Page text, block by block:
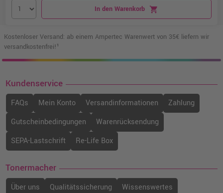
In den Warenkorb shopping_cart
Kostenloser Versand: ab einem Ampertec Warenwert von 35€ liefern wir
versandkostenfrei!¹
Kundenservice
FAQs Mein Konto Versandinformationen
Zahlung
Gutscheinbedingungen
Warenrücksendung
SEPA-Lastschrift
Re-Life Box
Tonermacher
Über uns Qualitätssicherung
Wissenswertes